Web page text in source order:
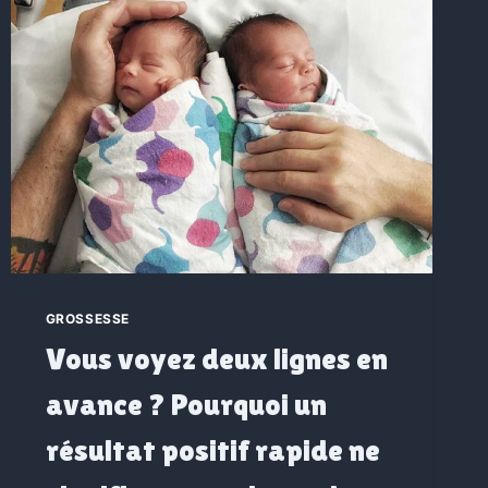
GROSSESSE
Vous voyez deux lignes en
avance ? Pourquoi un
résultat positif rapide ne